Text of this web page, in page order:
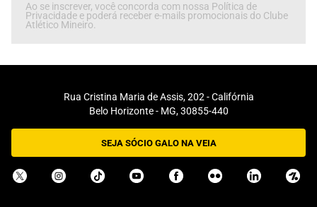
Ao se inscrever, você concorda com nossa Política de
Privacidade e poderá receber e-mails promocionais do Clube
Atlético Mineiro.
Rua Cristina Maria de Assis, 202 - Califórnia
Belo Horizonte - MG, 30855-440
SEJA SÓCIO GALO NA VEIA